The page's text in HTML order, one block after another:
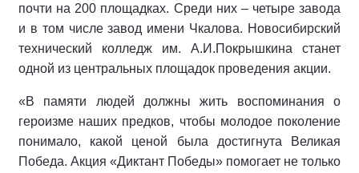
почти на 200 площадках. Среди них – четыре завода
и в том числе завод имени Чкалова. Новосибирский
технический колледж им. А.И.Покрышкина станет
одной из центральных площадок проведения акции.
«В памяти людей должны жить воспоминания о
героизме наших предков, чтобы молодое поколение
понимало, какой ценой была достигнута Великая
Победа. Акция «Диктант Победы» помогает не только